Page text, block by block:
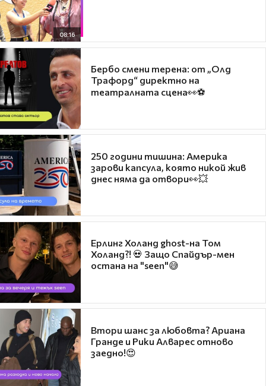
08:16
Бербо смени терена: от „Олд
Трафорд“ директно на
театралната сцена👀⚽
250 години тишина: Америка
зарови капсула, която никой жив
днес няма да отвори👀💥
Ерлинг Холанд ghost-на Том
Холанд?! 💀 Защо Спайдър-мен
остана на "seen"😅
Втори шанс за любовта? Ариана
Гранде и Рики Алварес отново
заедно!😍